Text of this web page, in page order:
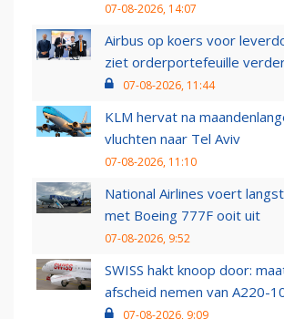
07-08-2026, 14:07
Airbus op koers voor
ziet orderportefeuille
07-08-2026, 11:44
KLM hervat na
vluchten naar Tel Aviv
07-08-2026, 11:10
National Airlines voert
met Boeing 777F ooit uit
07-08-2026, 9:52
SWISS hakt knoop door:
afscheid nemen van A220-
07-08-2026, 9:09